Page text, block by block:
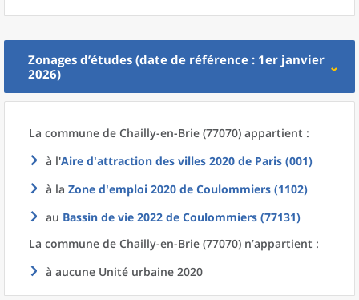
Zonages d’études (date de référence : 1er janvier
2026)
La commune de Chailly-en-Brie (77070) appartient :
à l'Aire d'attraction des villes 2020 de Paris (001)
à la Zone d'emploi 2020 de Coulommiers (1102)
au Bassin de vie 2022 de Coulommiers (77131)
La commune de Chailly-en-Brie (77070) n’appartient :
à aucune Unité urbaine 2020